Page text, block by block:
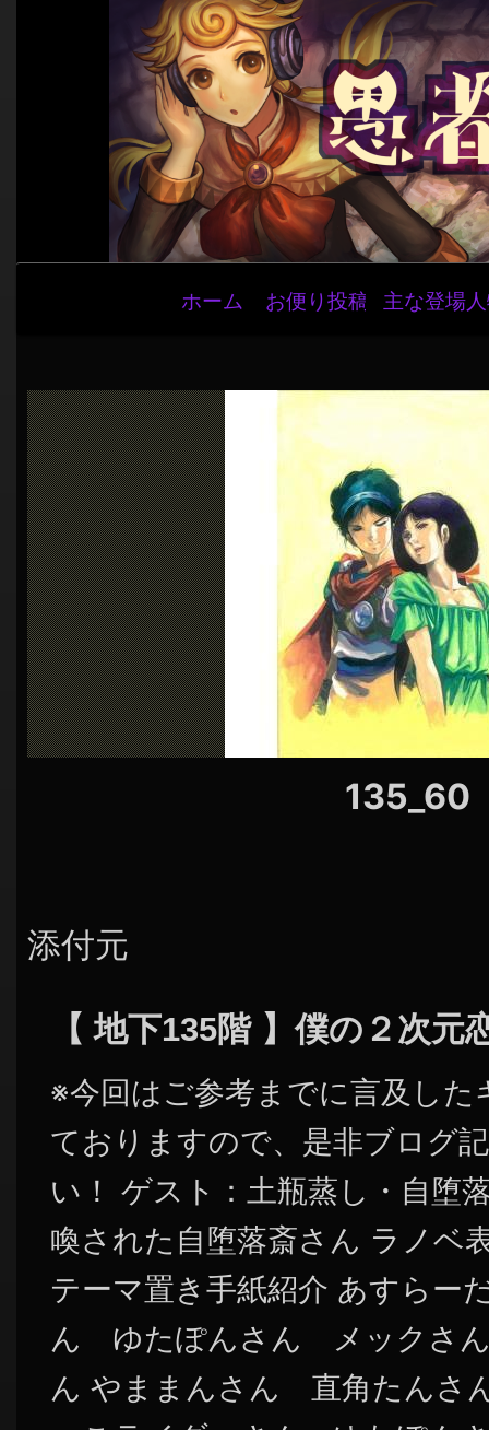
ビ
ゲ
ー
シ
ョ
ン
ホーム お便り投稿 主な登場
135_60
添付元
【 地下135階 】僕の２次
※今回はご参考までに言及した
ておりますので、是非ブログ
い！ ゲスト：土瓶蒸し・自堕
喚された自堕落斎さん ラノベ
テーマ置き手紙紹介 あすら
ん ゆたぽんさん メックさ
ん やままんさん 直角たん